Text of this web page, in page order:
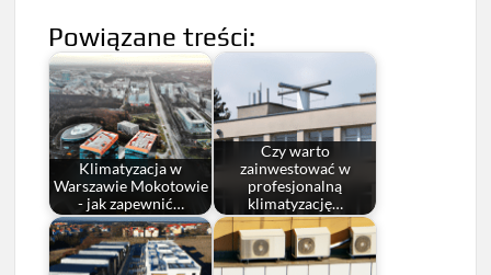
Powiązane treści:
Klimatyzacja w
Warszawie Mokotowie
- jak zapewnić…
Czy warto
zainwestować w
profesjonalną
klimatyzację…